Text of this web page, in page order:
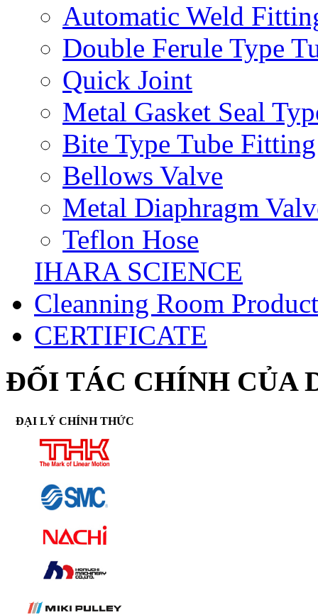
Automatic Weld
Double Ferule Type
Quick Joint
Metal Gasket Seal
Bite Type Tube Fitting
Bellows Valve
Metal Diaphragm
Teflon Hose
IHARA SCIENCE
Cleanning Room
CERTIFICATE
ĐỐI TÁC CHÍNH CỦA
ĐẠI LÝ CHÍNH THỨC